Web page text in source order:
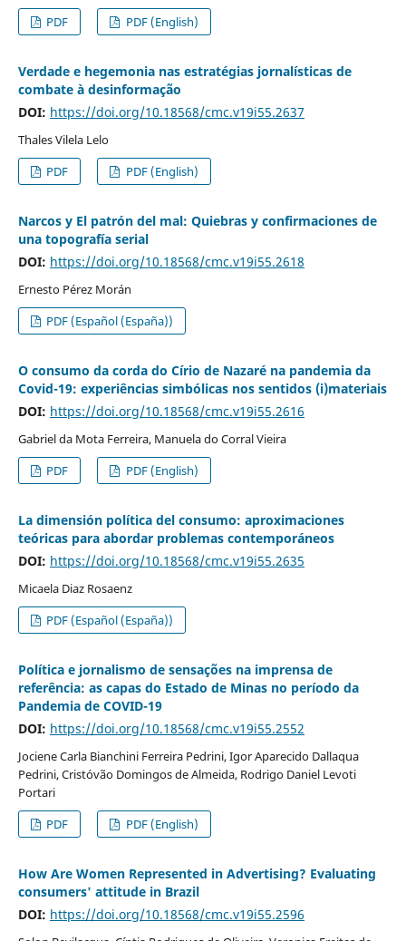
PDF
PDF (English)
Verdade e hegemonia nas estratégias jornalísticas de
combate à desinformação
DOI: https://doi.org/10.18568/cmc.v19i55.2637
Thales Vilela Lelo
PDF
PDF (English)
Narcos y El patrón del mal: Quiebras y confirmaciones de
una topografía serial
DOI: https://doi.org/10.18568/cmc.v19i55.2618
Ernesto Pérez Morán
PDF (Español (España))
O consumo da corda do Círio de Nazaré na pandemia da
Covid-19: experiências simbólicas nos sentidos (i)materiais
DOI: https://doi.org/10.18568/cmc.v19i55.2616
Gabriel da Mota Ferreira, Manuela do Corral Vieira
PDF
PDF (English)
La dimensión política del consumo: aproximaciones
teóricas para abordar problemas contemporáneos
DOI: https://doi.org/10.18568/cmc.v19i55.2635
Micaela Diaz Rosaenz
PDF (Español (España))
Política e jornalismo de sensações na imprensa de
referência: as capas do Estado de Minas no período da
Pandemia de COVID-19
DOI: https://doi.org/10.18568/cmc.v19i55.2552
Jociene Carla Bianchini Ferreira Pedrini, Igor Aparecido Dallaqua
Pedrini, Cristóvão Domingos de Almeida, Rodrigo Daniel Levoti
Portari
PDF
PDF (English)
How Are Women Represented in Advertising? Evaluating
consumers' attitude in Brazil
DOI: https://doi.org/10.18568/cmc.v19i55.2596